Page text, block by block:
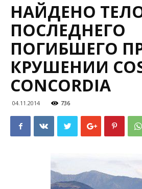
НАЙДЕНО
ПОСЛЕДНЕГО
ПОГИБШЕГО
КРУШЕНИИ
CONCORDIA
04.11.2014 736